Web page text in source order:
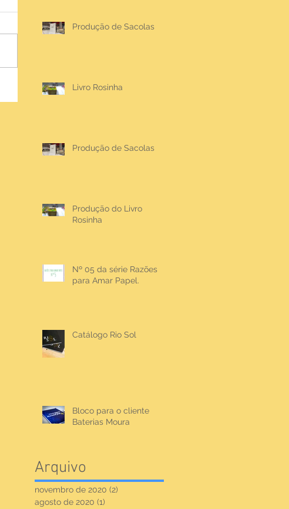
Produção de Sacolas
Livro Rosinha
Produção de Sacolas
Produção do Livro
Rosinha
Nº 05 da série Razões
para Amar Papel.
Catálogo Rio Sol
Bloco para o cliente
Baterias Moura
Arquivo
novembro de 2020 (2)
agosto de 2020 (1)